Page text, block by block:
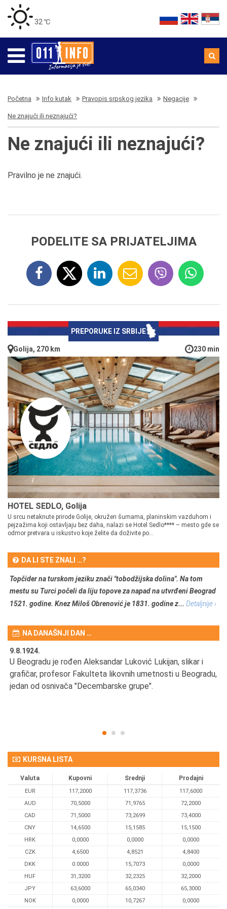
32 ℃
Početna Info kutak Pravopis srpskog jezika Negacije
Ne znajući ili neznajući?
Ne znajući ili neznajući?
Pravilno je ne znajući.
PODELITE SA PRIJATELJIMA
PREPORUKE IZ SRBIJE
Golija, 270 km 230 min
HOTEL SEDLO, Golija
U srcu netaknute prirode Golije, okružen šumama, planinskim vazduhom i
pejzažima koji ostavljaju bez daha, nalazi se Hotel Sedlo**** – mesto gde se
odmor pretvara u iskustvo koje želite da doživite po...
DA LI STE ZNALI …?
Topčider na turskom jeziku znači "tobodžijska dolina". Na tom
mestu su Turci počeli da liju topove za napad na utvrđeni Beograd
1521. godine. Knez Miloš Obrenović je 1831. godine z... Detaljnije ›
NA DANAŠNJI DAN …
9.8.1924.
U Beogradu je rođen Aleksandar Luković Lukijan, slikar i
grafičar, profesor Fakulteta likovnih umetnosti u Beogradu,
jedan od osnivača "Decembarske grupe".
KURSNA LISTA
Valuta Kupovni Srednji Prodajni
EUR 117,2000 117,3736
117,6000
AUD
70,5000 71,9765
72,2000
CAD
71,5000 73,2699
73,4000
CNY
14,6500 15,1585
15,1500
HRK
0,0000 0,0000
0,0000
CZK
4,6500 4,8521
4,8400
DKK
0.0000 15,7073
0,0000
HUF
31,3200 32,2325
32,2000
JPY
63,6000 65,0340
65,3000
NOK
0,0000 10,7267 0,0000